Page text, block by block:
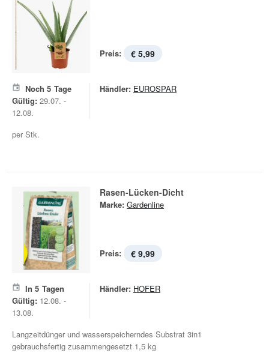
Preis: € 5,99
Noch 5 Tage
Gültig: 29.07. -
12.08.
Händler: EUROSPAR
per Stk.
Rasen-Lücken-Dicht
Marke: Gardenline
Preis: € 9,99
In 5 Tagen
Gültig: 12.08. -
13.08.
Händler: HOFER
Langzeitdünger und wasserspeicherndes Substrat 3in1
gebrauchsfertig zusammengesetzt 1,5 kg